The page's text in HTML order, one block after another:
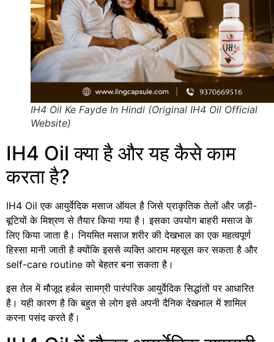
IH4 Oil Ke Fayde In Hindi (Original IH4 Oil Official
Website)
IH4 Oil क्या है और यह कैसे काम
करता है?
IH4 Oil एक आयुर्वेदिक मसाज ऑयल है जिसे प्राकृतिक तेलों और जड़ी-
बूटियों के मिश्रण से तैयार किया गया है। इसका उपयोग बाहरी मसाज के
लिए किया जाता है। नियमित मसाज शरीर की देखभाल का एक महत्वपूर्ण
हिस्सा मानी जाती है क्योंकि इससे व्यक्ति आराम महसूस कर सकता है और
self-care routine को बेहतर बना सकता है।
इस तेल में मौजूद हर्बल सामग्री पारंपरिक आयुर्वेदिक सिद्धांतों पर आधारित
है। यही कारण है कि बहुत से लोग इसे अपनी दैनिक देखभाल में शामिल
करना पसंद करते हैं।